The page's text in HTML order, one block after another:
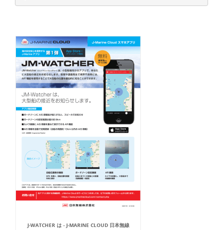
J-WATCHER は - J-MARINE CLOUD 日本無線